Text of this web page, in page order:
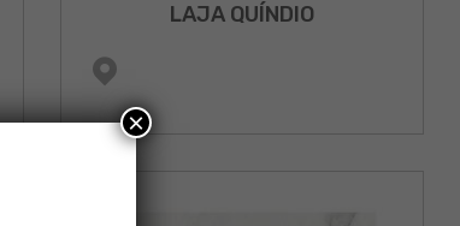
LAJA QUÍNDIO
×